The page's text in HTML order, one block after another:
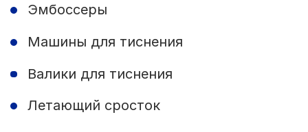
Эмбоссеры
Машины для тиснения
Валики для тиснения
Летающий сросток